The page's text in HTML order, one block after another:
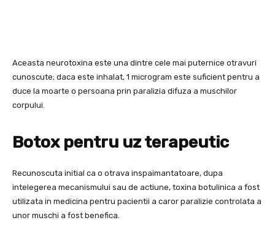
Aceasta neurotoxina este una dintre cele mai puternice otravuri
cunoscute; daca este inhalat, 1 microgram este suficient pentru a
duce la moarte o persoana prin paralizia difuza a muschilor
corpului.
Botox pentru uz terapeutic
Recunoscuta initial ca o otrava inspaimantatoare, dupa
intelegerea mecanismului sau de actiune, toxina botulinica a fost
utilizata in medicina pentru pacientii a caror paralizie controlata a
unor muschi a fost benefica.